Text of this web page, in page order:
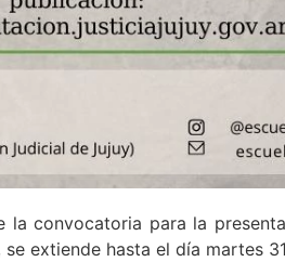
la convocatoria para la
extiende hasta el día martes